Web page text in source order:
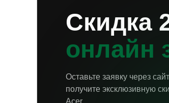
Скидка
онлайн
Оставьте заявку через
получите эксклюзивную
Acer.